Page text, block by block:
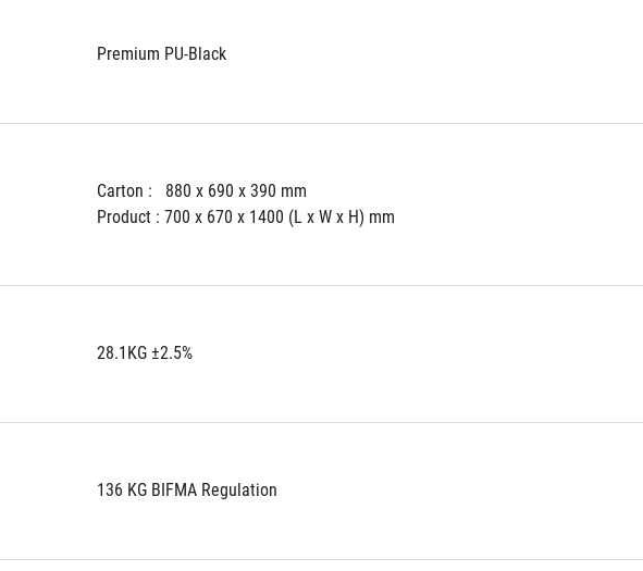
Premium PU-Black
Carton :   880 x 690 x 390 mm
Product : 700 x 670 x 1400 (L x W x H) mm
28.1KG ±2.5%
136 KG BIFMA Regulation